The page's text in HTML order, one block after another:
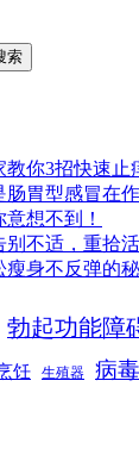
索
教你3招快速止
肠胃型感冒在
想不到！
不适，重拾
瘦身不反弹的
勃起功能障
饪 生殖器 病毒